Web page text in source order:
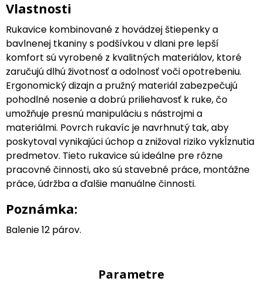
Vlastnosti
Rukavice kombinované z hovädzej štiepenky a
bavlnenej tkaniny s podšívkou v dlani pre lepší
komfort sú vyrobené z kvalitných materiálov, ktoré
zaručujú dlhú životnosť a odolnosť voči opotrebeniu.
Ergonomický dizajn a pružný materiál zabezpečujú
pohodlné nosenie a dobrú priliehavosť k ruke, čo
umožňuje presnú manipuláciu s nástrojmi a
materiálmi. Povrch rukavíc je navrhnutý tak, aby
poskytoval vynikajúci úchop a znižoval riziko vykĺznutia
predmetov. Tieto rukavice sú ideálne pre rôzne
pracovné činnosti, ako sú stavebné práce, montážne
práce, údržba a ďalšie manuálne činnosti.
Poznámka:
Balenie 12 párov.
Parametre